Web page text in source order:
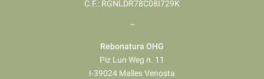
C.F.: RGNLDR78C08I729K
–
Rebonatura OHG
Piz Lun Weg n. 11
I-39024 Malles Venosta